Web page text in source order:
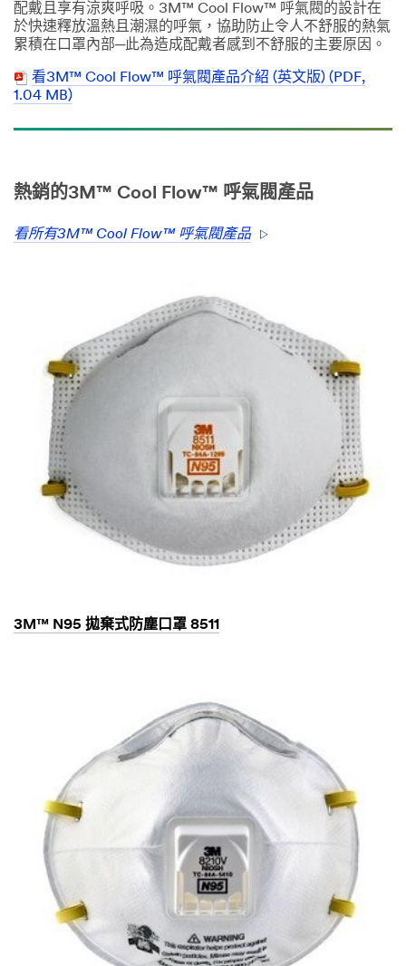
配戴且享有涼爽呼吸。3M™ Cool Flow™ 呼氣閥的設計在
於快速釋放溫熱且潮濕的呼氣，協助防止令人不舒服的熱氣
累積在口罩內部─此為造成配戴者感到不舒服的主要原因。
看3M™ Cool Flow™ 呼氣閥產品介紹 (英文版) (PDF,
1.04 MB)
熱銷的3M™ Cool Flow™ 呼氣閥產品
看所有3M™ Cool Flow™ 呼氣閥產品
3M™ N95 拋棄式防塵口罩 8511